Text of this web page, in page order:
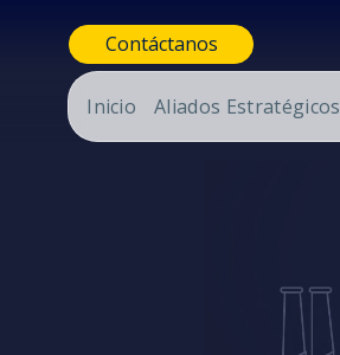
Contáctanos
Inicio Aliados Estratégicos